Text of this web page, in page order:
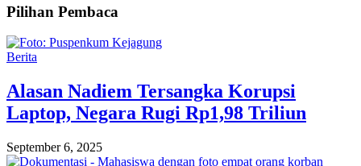
Pilihan Pembaca
Berita
Alasan Nadiem Tersangka Korupsi
Laptop, Negara Rugi Rp1,98 Triliun
September 6, 2025